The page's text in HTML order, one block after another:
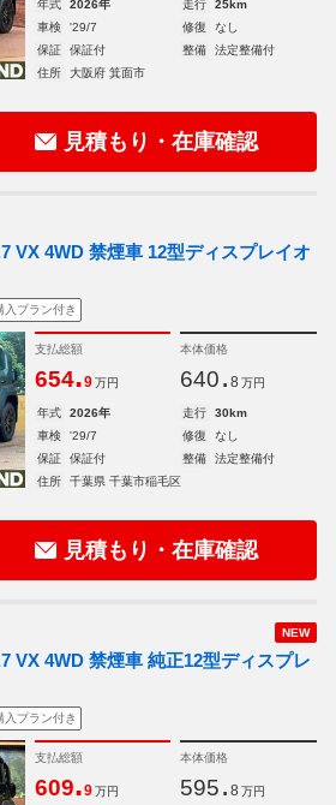
年式 2026年 走行
25km
車検
'29/7 修復
なし
保証
保証付 整備
法定整備付
住所
大阪府 箕面市
見積もり・在庫確認
VX 4WD 禁煙車 12型ディスプレイオ
入プラン付き
支払総額
654.9 万円
本体価格
640. 8 万円
年式 2026年 走行
30km
車検
'29/7 修復
なし
保証
保証付 整備
法定整備付
住所
千葉県 千葉市稲毛区
見積もり・在庫確認
NEW
VX 4WD 禁煙車 純正12型ディスプレ
入プラン付き
支払総額
609.9 万円
本体価格
595. 8 万円